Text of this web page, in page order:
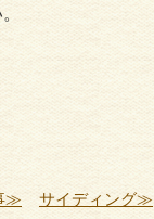
≫ サイディング≫